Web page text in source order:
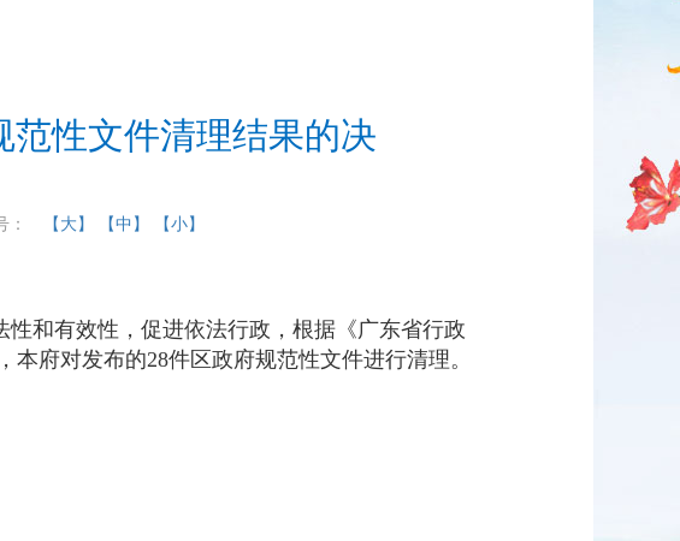
性文件清理结果的决
： 【大】 【中】 【小】
和有效性，促进依法行政，根据《广东省行政
府对发布的28件区政府规范性文件进行清理。